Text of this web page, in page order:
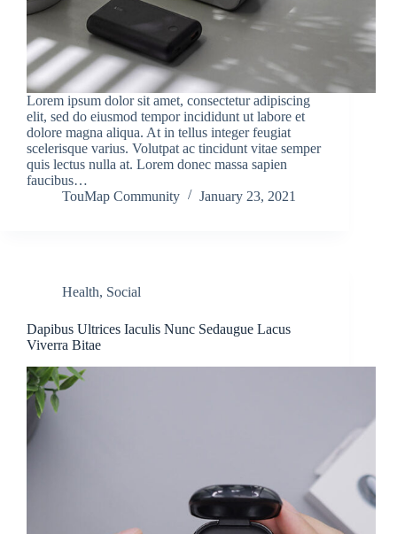
Lorem ipsum dolor sit amet, consectetur adipiscing
elit, sed do eiusmod tempor incididunt ut labore et
dolore magna aliqua. At in tellus integer feugiat
scelerisque varius. Volutpat ac tincidunt vitae semper
quis lectus nulla at. Lorem donec massa sapien
faucibus…
TouMap Community
January 23, 2021
Health, Social
Dapibus Ultrices Iaculis Nunc Sedaugue Lacus
Viverra Bitae